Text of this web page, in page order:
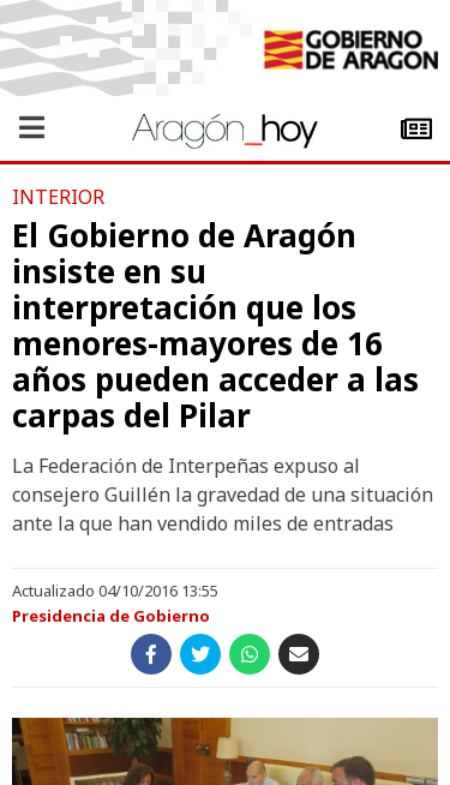
INTERIOR
El Gobierno de Aragón
insiste en su
interpretación que los
menores-mayores de 16
años pueden acceder a las
carpas del Pilar
La Federación de Interpeñas expuso al
consejero Guillén la gravedad de una situación
ante la que han vendido miles de entradas
Actualizado 04/10/2016 13:55
Presidencia de Gobierno